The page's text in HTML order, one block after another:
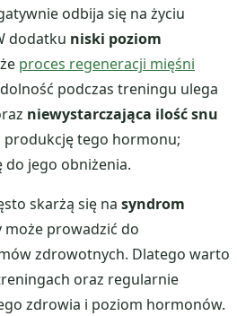
odbija się na życiu
dodatku niski poziom
proces regeneracji mięśni
podczas treningu ulega
niewystarczająca ilość snu
produkcję tego hormonu;
do jego obniżenia.
skarżą się na syndrom
może prowadzić do
zdrowotnych. Dlatego warto
oraz regularnie
zdrowia i poziom hormonów.